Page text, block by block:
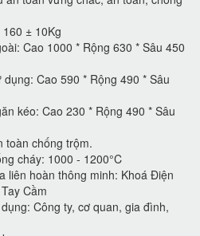
± 10Kg
Cao 1000 * Rộng 630 * Sâu 450
Cao 590 * Rộng 490 * Sâu
kéo: Cao 230 * Rộng 490 * Sâu
toàn chống trộm.
cháy: 1000 - 1200°C
liên hoàn thông minh: Khoá Điện
Cầm
Công ty, cơ quan, gia đình,